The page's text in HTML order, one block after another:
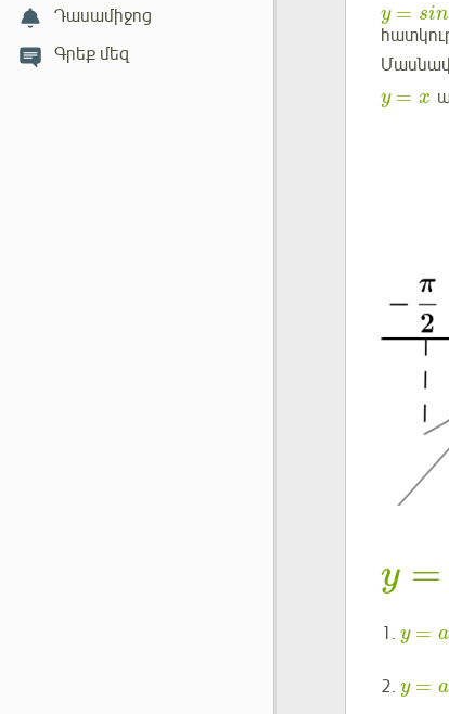
Դասամիջոց
Գրեք մեզ
y =
y = x
y =
1. y =
2. y =